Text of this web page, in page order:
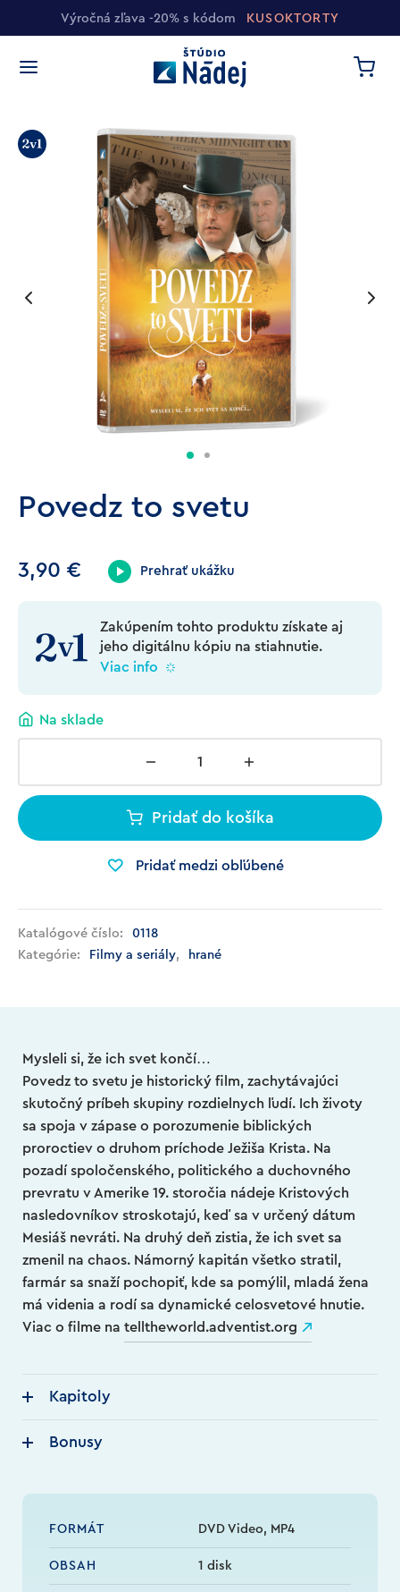
Výročná zľava -20% s kódom KUSOKTORTY
Povedz to svetu
3,90 € Prehrať ukážku
Zakúpením tohto produktu získate aj
jeho digitálnu kópiu na stiahnutie.
Viac info
Na sklade
Pridať do košíka
Pridať medzi obľúbené
Katalógové číslo:
0118
Kategórie:
Filmy a seriály, hrané
Mysleli si, že ich svet končí…
Povedz to svetu je historický film, zachytávajúci
skutočný príbeh skupiny rozdielnych ľudí. Ich životy
sa spoja v zápase o porozumenie biblických
proroctiev o druhom príchode Ježiša Krista. Na
pozadí spoločenského, politického a duchovného
prevratu v Amerike 19. storočia nádeje Kristových
nasledovníkov stroskotajú, keď sa v určený dátum
Mesiáš nevráti. Na druhý deň zistia, že ich svet sa
zmenil na chaos. Námorný kapitán všetko stratil,
farmár sa snaží pochopiť, kde sa pomýlil, mladá žena
má videnia a rodí sa dynamické celosvetové hnutie.
Viac o filme na telltheworld.adventist.org
Kapitoly
Bonusy
FORMÁT DVD Video, MP4
OBSAH 1 disk